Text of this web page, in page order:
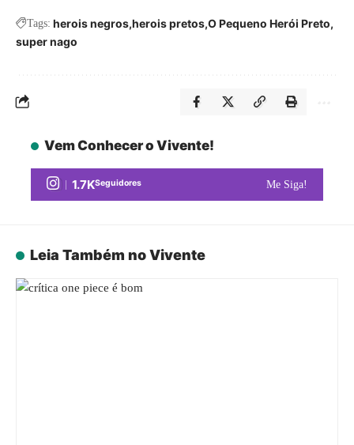
Tags: herois negros herois pretos O Pequeno Herói Preto
super nago
Vem Conhecer o Vivente!
1.7KSeguidores Me Siga!
Leia Também no Vivente